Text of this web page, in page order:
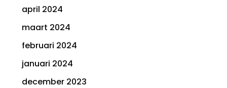
april 2024
maart 2024
februari 2024
januari 2024
december 2023